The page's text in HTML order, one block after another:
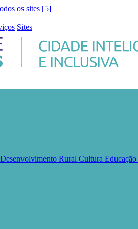
os sites [5]
Sites
Rural Cultura Educação